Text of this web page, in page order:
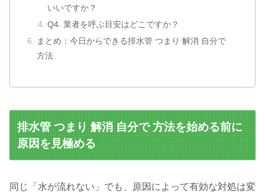
いいですか？
Q4. 業者を呼ぶ目安はどこですか？
まとめ：今日からできる排水管 つまり 解消 自分で
方法
排水管 つまり 解消 自分で 方法を始める前に
原因を見極める
同じ「水が流れない」でも、原因によって有効な対処は変